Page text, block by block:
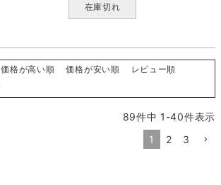
在庫切れ
価格が高い順 価格が安い順
レビュー順
89件中 1 -40件表示
1
2 3